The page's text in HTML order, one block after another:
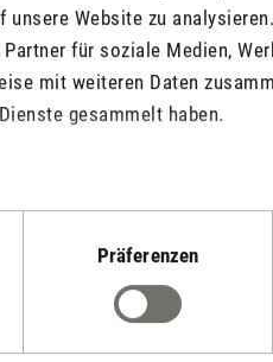
unsere Website zu
für soziale Medien,
mit weiteren Daten
gesammelt haben.
Präferenzen
rund um das Thema Luft